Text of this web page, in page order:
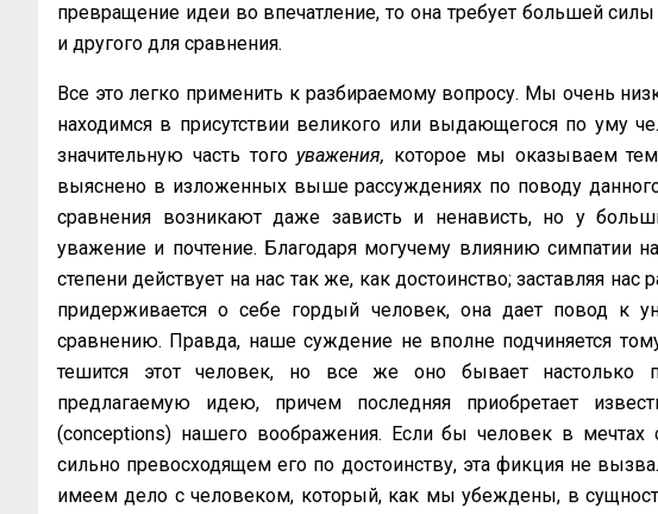
превращение идеи во впечатление, то она требует большей
и другого для сравнения.
Все это легко применить к разбираемому вопросу. Мы очень
находимся в присутствии великого или выдающегося по уму
значительную часть того уважения, которое мы оказываем
выяснено в изложенных выше рассуждениях по поводу
сравнения возникают даже зависть и ненависть, но у
уважение и почтение. Благодаря могучему влиянию симпатии
степени действует на нас так же, как достоинство; заставляя
придерживается о себе гордый человек, она дает повод к
сравнению. Правда, наше суждение не вполне подчиняется
тешится этот человек, но все же оно бывает настолько
предлагаемую идею, причем последняя приобретает
(conceptions) нашего воображения. Если бы человек в мечтах
сильно превосходящем его по достоинству, эта фикция не
имеем дело с человеком, который, как мы убеждены, в